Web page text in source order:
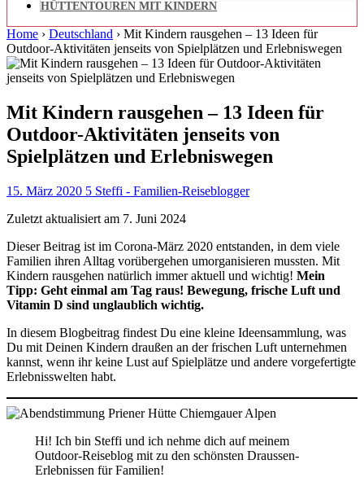
HÜTTENTOUREN MIT KINDERN
Home › Deutschland › Mit Kindern rausgehen – 13 Ideen für
Outdoor-Aktivitäten jenseits von Spielplätzen und Erlebniswegen
Mit Kindern rausgehen – 13 Ideen für
Outdoor-Aktivitäten jenseits von
Spielplätzen und Erlebniswegen
15. März 2020 5 Steffi - Familien-Reiseblogger
Zuletzt aktualisiert am 7. Juni 2024
Dieser Beitrag ist im Corona-März 2020 entstanden, in dem viele
Familien ihren Alltag vorübergehen umorganisieren mussten. Mit
Kindern rausgehen natürlich immer aktuell und wichtig! Mein
Tipp: Geht einmal am Tag raus! Bewegung, frische Luft und
Vitamin D sind unglaublich wichtig.
In diesem Blogbeitrag findest Du eine kleine Ideensammlung, was
Du mit Deinen Kindern draußen an der frischen Luft unternehmen
kannst, wenn ihr keine Lust auf Spielplätze und andere vorgefertigte
Erlebnisswelten habt.
Hi! Ich bin Steffi und ich nehme dich auf meinem
Outdoor-Reiseblog mit zu den schönsten Draussen-
Erlebnissen für Familien!